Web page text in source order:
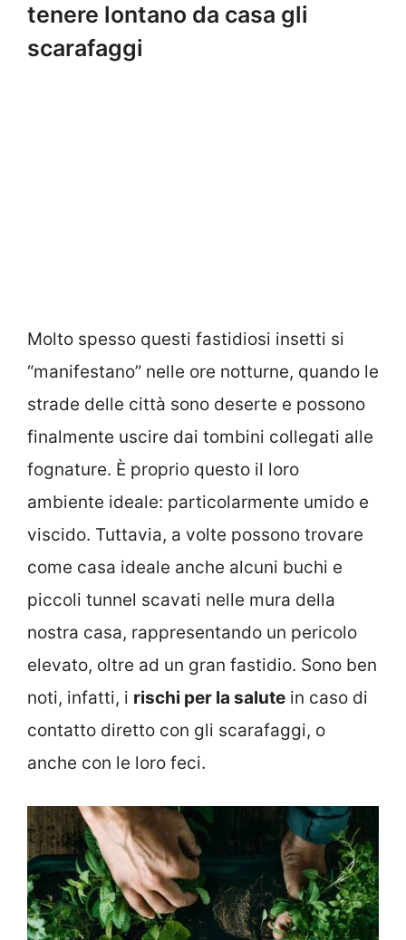
tenere lontano da casa gli
scarafaggi
Molto spesso questi fastidiosi insetti si
“manifestano” nelle ore notturne, quando le
strade delle città sono deserte e possono
finalmente uscire dai tombini collegati alle
fognature. È proprio questo il loro
ambiente ideale: particolarmente umido e
viscido. Tuttavia, a volte possono trovare
come casa ideale anche alcuni buchi e
piccoli tunnel scavati nelle mura della
nostra casa, rappresentando un pericolo
elevato, oltre ad un gran fastidio. Sono ben
noti, infatti, i rischi per la salute in caso di
contatto diretto con gli scarafaggi, o
anche con le loro feci.